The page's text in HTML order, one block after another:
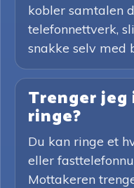
kobler samtalen
telefonnettverk,
snakke selv med
Trenger
ringe?
Du kan ringe et
eller
Mottakeren